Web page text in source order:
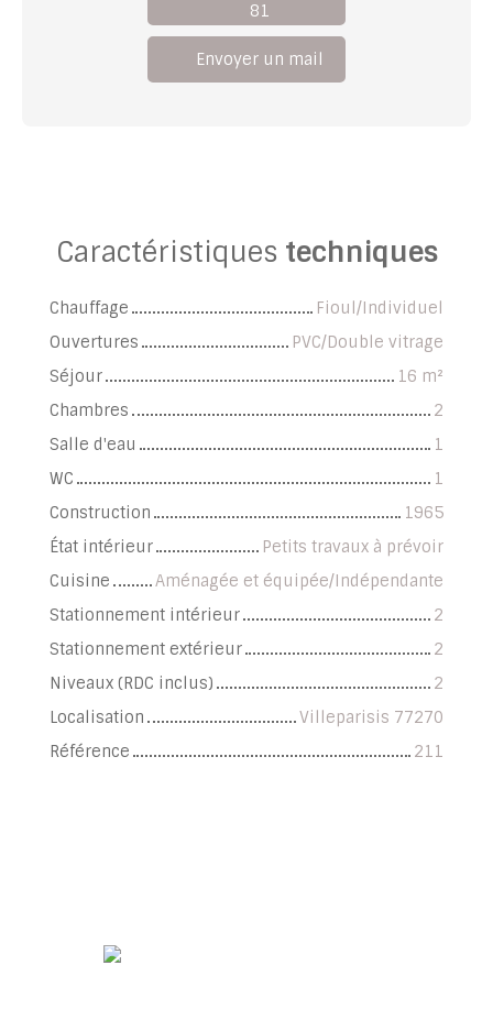
81
Envoyer un mail
Caractéristiques techniques
Chauffage
Fioul/Individuel
Ouvertures
PVC/Double vitrage
Séjour
16 m²
Chambres
2
Salle d'eau
1
WC
1
Construction
1965
État intérieur
Petits travaux à prévoir
Cuisine
Aménagée et équipée/Indépendante
Stationnement intérieur
2
Stationnement extérieur
2
Niveaux (RDC inclus)
2
Localisation
Villeparisis 77270
Référence
211